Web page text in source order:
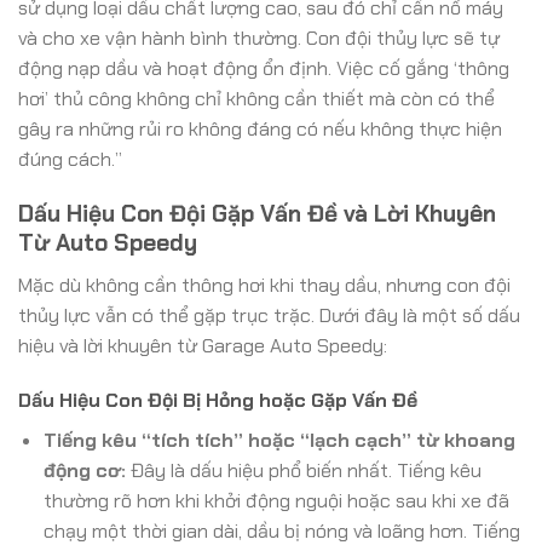
sử dụng loại dầu chất lượng cao, sau đó chỉ cần nổ máy
và cho xe vận hành bình thường. Con đội thủy lực sẽ tự
động nạp dầu và hoạt động ổn định. Việc cố gắng ‘thông
hơi’ thủ công không chỉ không cần thiết mà còn có thể
gây ra những rủi ro không đáng có nếu không thực hiện
đúng cách.”
Dấu Hiệu Con Đội Gặp Vấn Đề và Lời Khuyên
Từ Auto Speedy
Mặc dù không cần thông hơi khi thay dầu, nhưng con đội
thủy lực vẫn có thể gặp trục trặc. Dưới đây là một số dấu
hiệu và lời khuyên từ Garage Auto Speedy:
Dấu Hiệu Con Đội Bị Hỏng hoặc Gặp Vấn Đề
Tiếng kêu “tích tích” hoặc “lạch cạch” từ khoang
động cơ: Đây là dấu hiệu phổ biến nhất. Tiếng kêu
thường rõ hơn khi khởi động nguội hoặc sau khi xe đã
chạy một thời gian dài, dầu bị nóng và loãng hơn. Tiếng